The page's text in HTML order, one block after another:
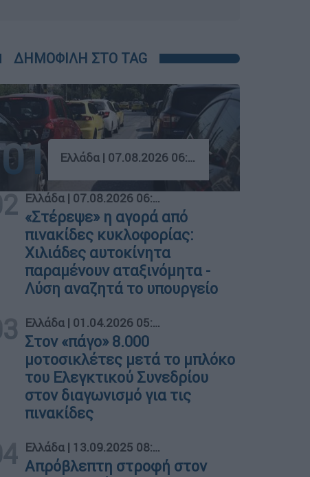
ΔΗΜΟΦΙΛΗ ΣΤΟ TAG
01 Ελλάδα | 07.08.2026 06:50
Ελλάδα | 07.08.2026 06:50
«Στέρεψε» η αγορά από
πινακίδες κυκλοφορίας:
Χιλιάδες αυτοκίνητα
παραμένουν αταξινόμητα -
Λύση αναζητά το υπουργείο
Ελλάδα | 01.04.2026 05:40
Στον «πάγο» 8.000
μοτοσικλέτες μετά το μπλόκο
του Ελεγκτικού Συνεδρίου
στον διαγωνισμό για τις
πινακίδες
Ελλάδα | 13.09.2025 08:33
Απρόβλεπτη στροφή στον